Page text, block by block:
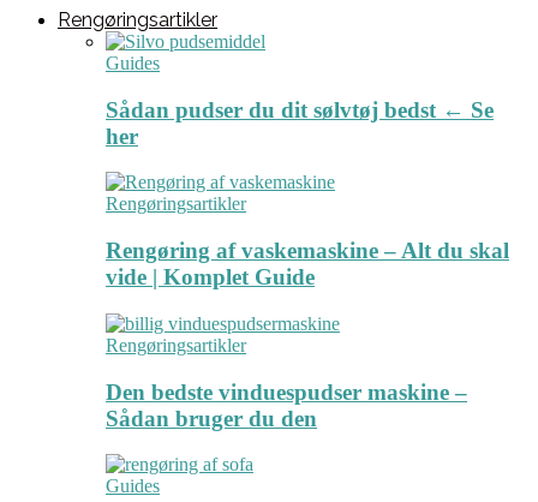
Rengøringsartikler
Guides
Sådan pudser du dit sølvtøj bedst ← Se
her
Rengøringsartikler
Rengøring af vaskemaskine – Alt du skal
vide | Komplet Guide
Rengøringsartikler
Den bedste vinduespudser maskine –
Sådan bruger du den
Guides